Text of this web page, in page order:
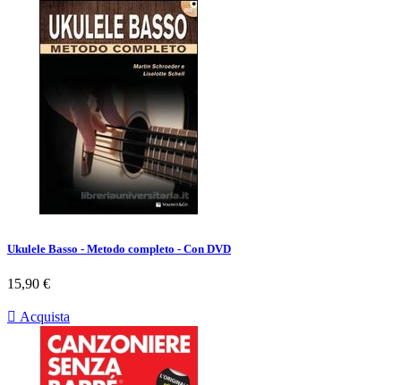
Ukulele Basso - Metodo completo - Con DVD
Prezzo
15,90 €
 Acquista